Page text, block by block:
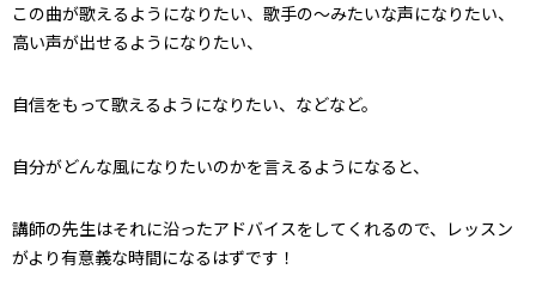
この曲が歌えるようになりたい、歌手の～みたいな声になりたい、
高い声が出せるようになりたい、
自信をもって歌えるようになりたい、などなど。
自分がどんな風になりたいのかを言えるようになると、
講師の先生はそれに沿ったアドバイスをしてくれるので、レッスン
がより有意義な時間になるはずです！